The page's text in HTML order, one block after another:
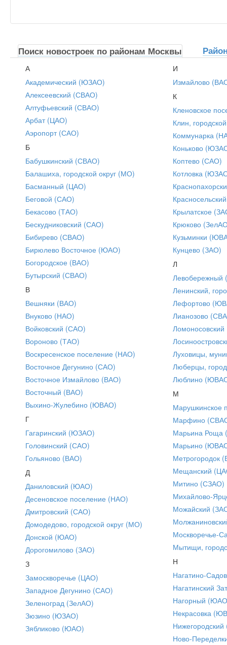
Поиск новостроек по районам Москвы
А
Академический (ЮЗАО)
Алексеевский (СВАО)
Алтуфьевский (СВАО)
Арбат (ЦАО)
Аэропорт (САО)
Б
Бабушкинский (СВАО)
Балашиха, городской округ (МО)
Басманный (ЦАО)
Беговой (САО)
Бекасово (ТАО)
Бескудниковский (САО)
Бибирево (СВАО)
Бирюлево Восточное (ЮАО)
Богородское (ВАО)
Бутырский (СВАО)
В
Вешняки (ВАО)
Внуково (НАО)
Войковский (САО)
Вороново (ТАО)
Воскресенское поселение (НАО)
Восточное Дегунино (САО)
Восточное Измайлово (ВАО)
Восточный (ВАО)
Выхино-Жулебино (ЮВАО)
Г
Гагаринский (ЮЗАО)
Головинский (САО)
Гольяново (ВАО)
Д
Даниловский (ЮАО)
Десеновское поселение (НАО)
Дмитровский (САО)
Домодедово, городской округ (МО)
Донской (ЮАО)
Дорогомилово (ЗАО)
З
Замоскворечье (ЦАО)
Западное Дегунино (САО)
Зеленоград (ЗелАО)
Зюзино (ЮЗАО)
Зябликово (ЮАО)
И
Измайлово
К
Кленовское
Клин,
Коммунарка
Коньково
Коптево (САО)
Котловка
Крылатское
Крюково
Кузьминки
Кунцево (ЗАО)
Л
Ленинский,
Лефортово
Лианозово
Луховицы,
Люберцы,
Люблино
М
Марушкинское
Марфино
Марьина Роща
Марьино
Метрогородок
Мещанский
Митино (СЗАО)
Михайлово-
Можайский
Москворечье-
Мытищи,
Н
Нагатино-
Нагатинский
Нагорный
Некрасовка
Ново-